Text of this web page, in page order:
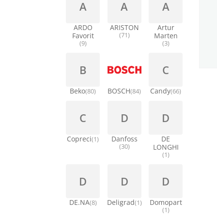
A
ARDO
Favorit
(9)
A
ARISTON
(71)
A
Artur
Marten
(3)
B
Beko(80) BOSCH(84)
C
Candy(66)
C
Copreci(1)
D
Danfoss
(30)
D
DE
LONGHI
(1)
D
DE.NA(8)
D
Deligrad(1)
D
Domopart
(1)